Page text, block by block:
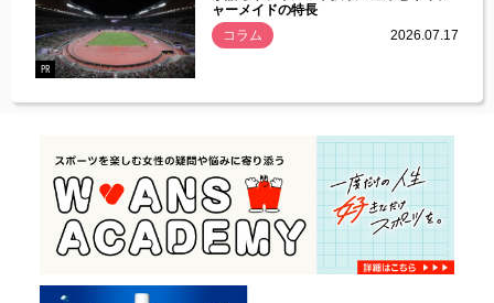
PR
ャーメイドの特長
コラム
2026.07.17